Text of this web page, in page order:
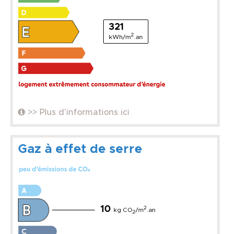
321
kWh/m2 .an
>> Plus d'informations ici
Gaz à effet de serre
10 kg CO2/m2 .an